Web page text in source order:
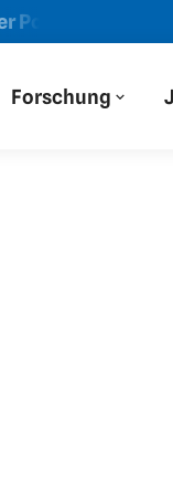
Der Blaue
Forschung